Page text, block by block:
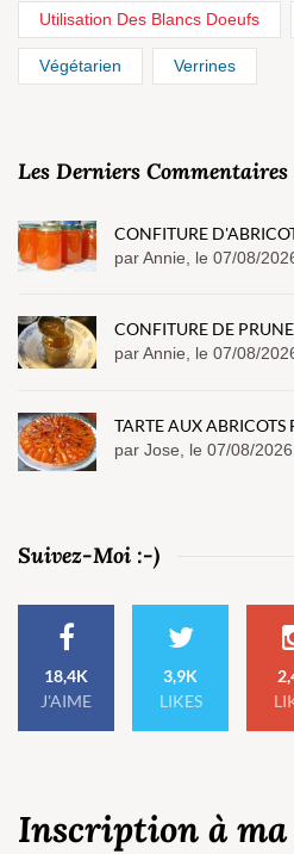
Utilisation Des Blancs Doeufs
Végétarien Verrines
Les Derniers Commentaires
CONFITURE
par Annie, le 07/08/
CONFITURE DE
par Annie, le 07/08/
TARTE AUX ABRICOTS
par Jose, le 07/08/
Suivez-Moi :-)
18,4K
J'AIME
3,9K
LIKES
Inscription à